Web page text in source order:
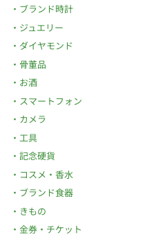
ブランド時計
ジュエリー
ダイヤモンド
骨董品
お酒
スマートフォン
カメラ
工具
記念硬貨
コスメ・香水
ブランド食器
きもの
金券・チケット